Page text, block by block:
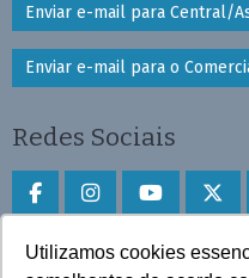
Utilizamos cookies
Enviar e-mail para Central/
Enviar e-mail para o
Redes Sociais
Faça download do